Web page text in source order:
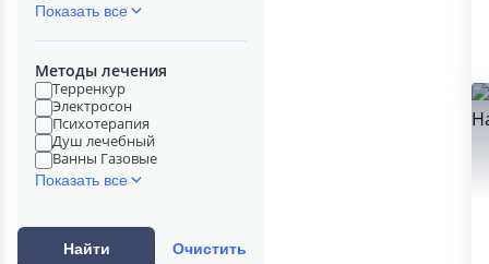
Показать все
Методы лечения
Терренкур
Электросон
Психотерапия
Душ лечебный
Ванны Газовые
Показать все
Найти Очистить